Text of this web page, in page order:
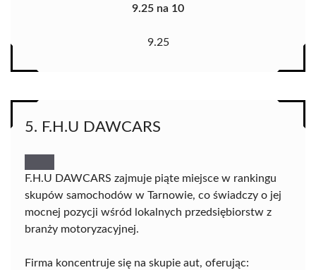
9.25 na 10
9.25
5. F.H.U DAWCARS
F.H.U DAWCARS zajmuje piąte miejsce w rankingu
skupów samochodów w Tarnowie, co świadczy o jej
mocnej pozycji wśród lokalnych przedsiębiorstw z
branży motoryzacyjnej.
Firma koncentruje się na skupie aut, oferując: